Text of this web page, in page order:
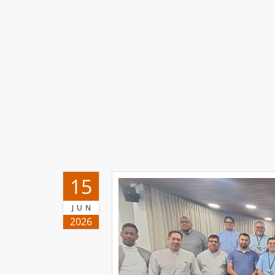
15
JUN
2026